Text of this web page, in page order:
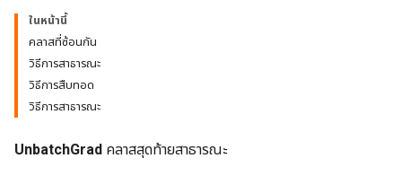
ในหน้านี้
คลาสที่ซ้อนกัน
วิธีการสาธารณะ
วิธีการสืบทอด
วิธีการสาธารณะ
UnbatchGrad คลาสสุดท้ายสาธารณะ